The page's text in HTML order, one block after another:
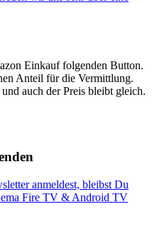
Einkauf folgenden Button.
Anteil für die Vermittlung.
auch der Preis bleibt gleich.